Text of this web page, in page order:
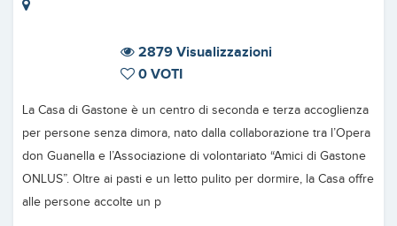
2879 Visualizzazioni
0 VOTI
La Casa di Gastone è un centro di seconda e terza accoglienza
per persone senza dimora, nato dalla collaborazione tra l’Opera
don Guanella e l’Associazione di volontariato “Amici di Gastone
ONLUS”. Oltre ai pasti e un letto pulito per dormire, la Casa offre
alle persone accolte un p